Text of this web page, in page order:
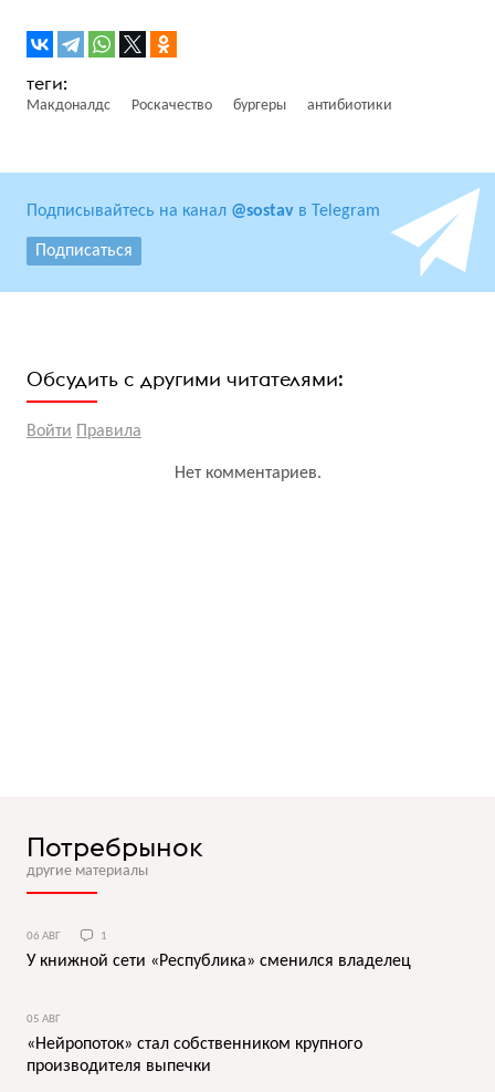
Макдоналдс Роскачество бургеры антибиотики
Подписывайтесь на канал @sostav в Telegram
Подписаться
Обсудить с другими читателями:
Войти Правила
Нет комментариев.
Потребрынок
другие материалы
06 АВГ 1
У книжной сети «Республика» сменился владелец
05 АВГ
«Нейропоток» стал собственником крупного
производителя выпечки